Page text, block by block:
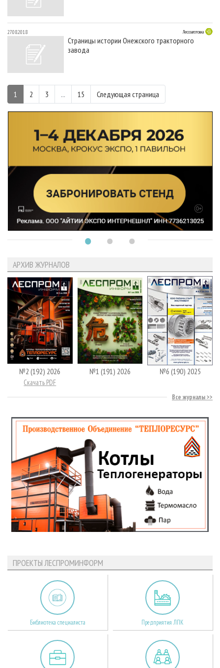
27.08.2018 Лесозаготовка
Страницы истории Онежского тракторного
завода
1 2 3 ... 15 Следующая страница
АРХИВ ЖУРНАЛОВ
№2 (192) 2026
Скачать PDF
№1 (191) 2026 №6 (190) 2025
Все журналы
ПРОЕКТЫ ЛЕСПРОМИНФОРМ
Библиотека специалиста Предприятия ЛПК